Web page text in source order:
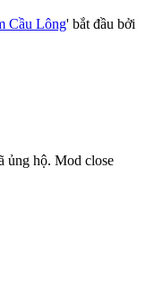
Cầu Lông' bắt đầu bởi
ủng hộ. Mod close